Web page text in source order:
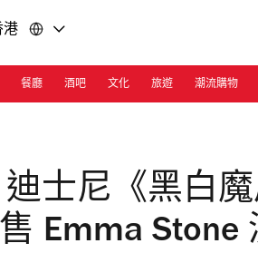
港
餐廳 酒吧 文化 旅遊 潮流購物
x 迪士尼《黑白
Emma Stone